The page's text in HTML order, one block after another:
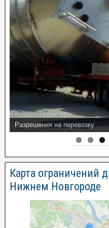
Разрешения на перевозку
Карта ограничений
Нижнем Новгороде